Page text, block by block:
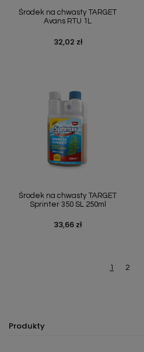
Środek na chwasty TARGET
Avans RTU 1L
Cena
32,02 zł
Środek na chwasty TARGET
Sprinter 350 SL 250ml
Cena
33,66 zł
1 2
Produkty